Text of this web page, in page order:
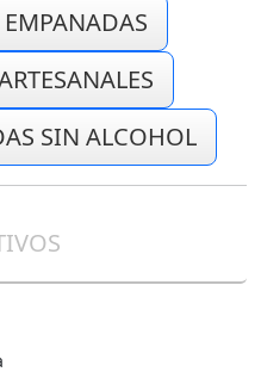
EMPANADAS
SIN ALCOHOL